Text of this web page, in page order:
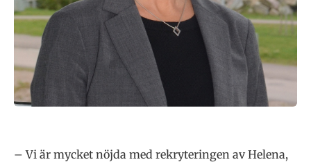
– Vi är mycket nöjda med rekryteringen av Helena,